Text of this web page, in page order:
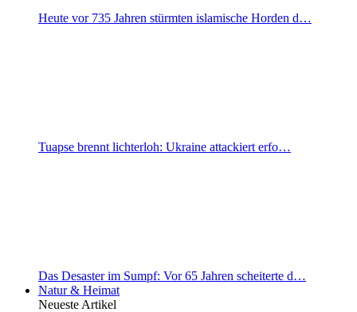
Heute vor 735 Jahren stürmten islamische Horden d…
Tuapse brennt lichterloh: Ukraine attackiert erfo…
Das Desaster im Sumpf: Vor 65 Jahren scheiterte d…
Natur & Heimat
Neueste Artikel